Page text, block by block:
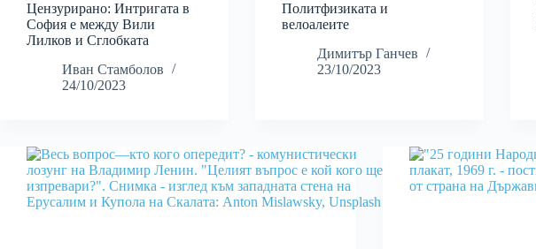
Цензурирано: Интригата в
София е между Вили
Лилков и Сглобката
Иван Стамболов
24/10/2023
Политфизиката и
велоалеите
Димитър Ганчев
23/10/2023